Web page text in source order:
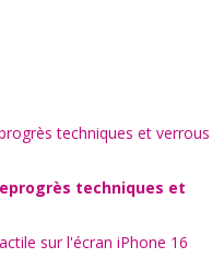
techniques et